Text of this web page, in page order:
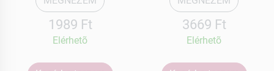
1989 Ft
Elérhetõ
3669 Ft
Elérhetõ